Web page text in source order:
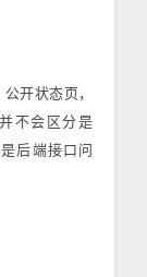
开状态页，
不会区分是
后端接口问